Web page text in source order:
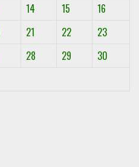
14 15
16
21 22
23
28 29
30